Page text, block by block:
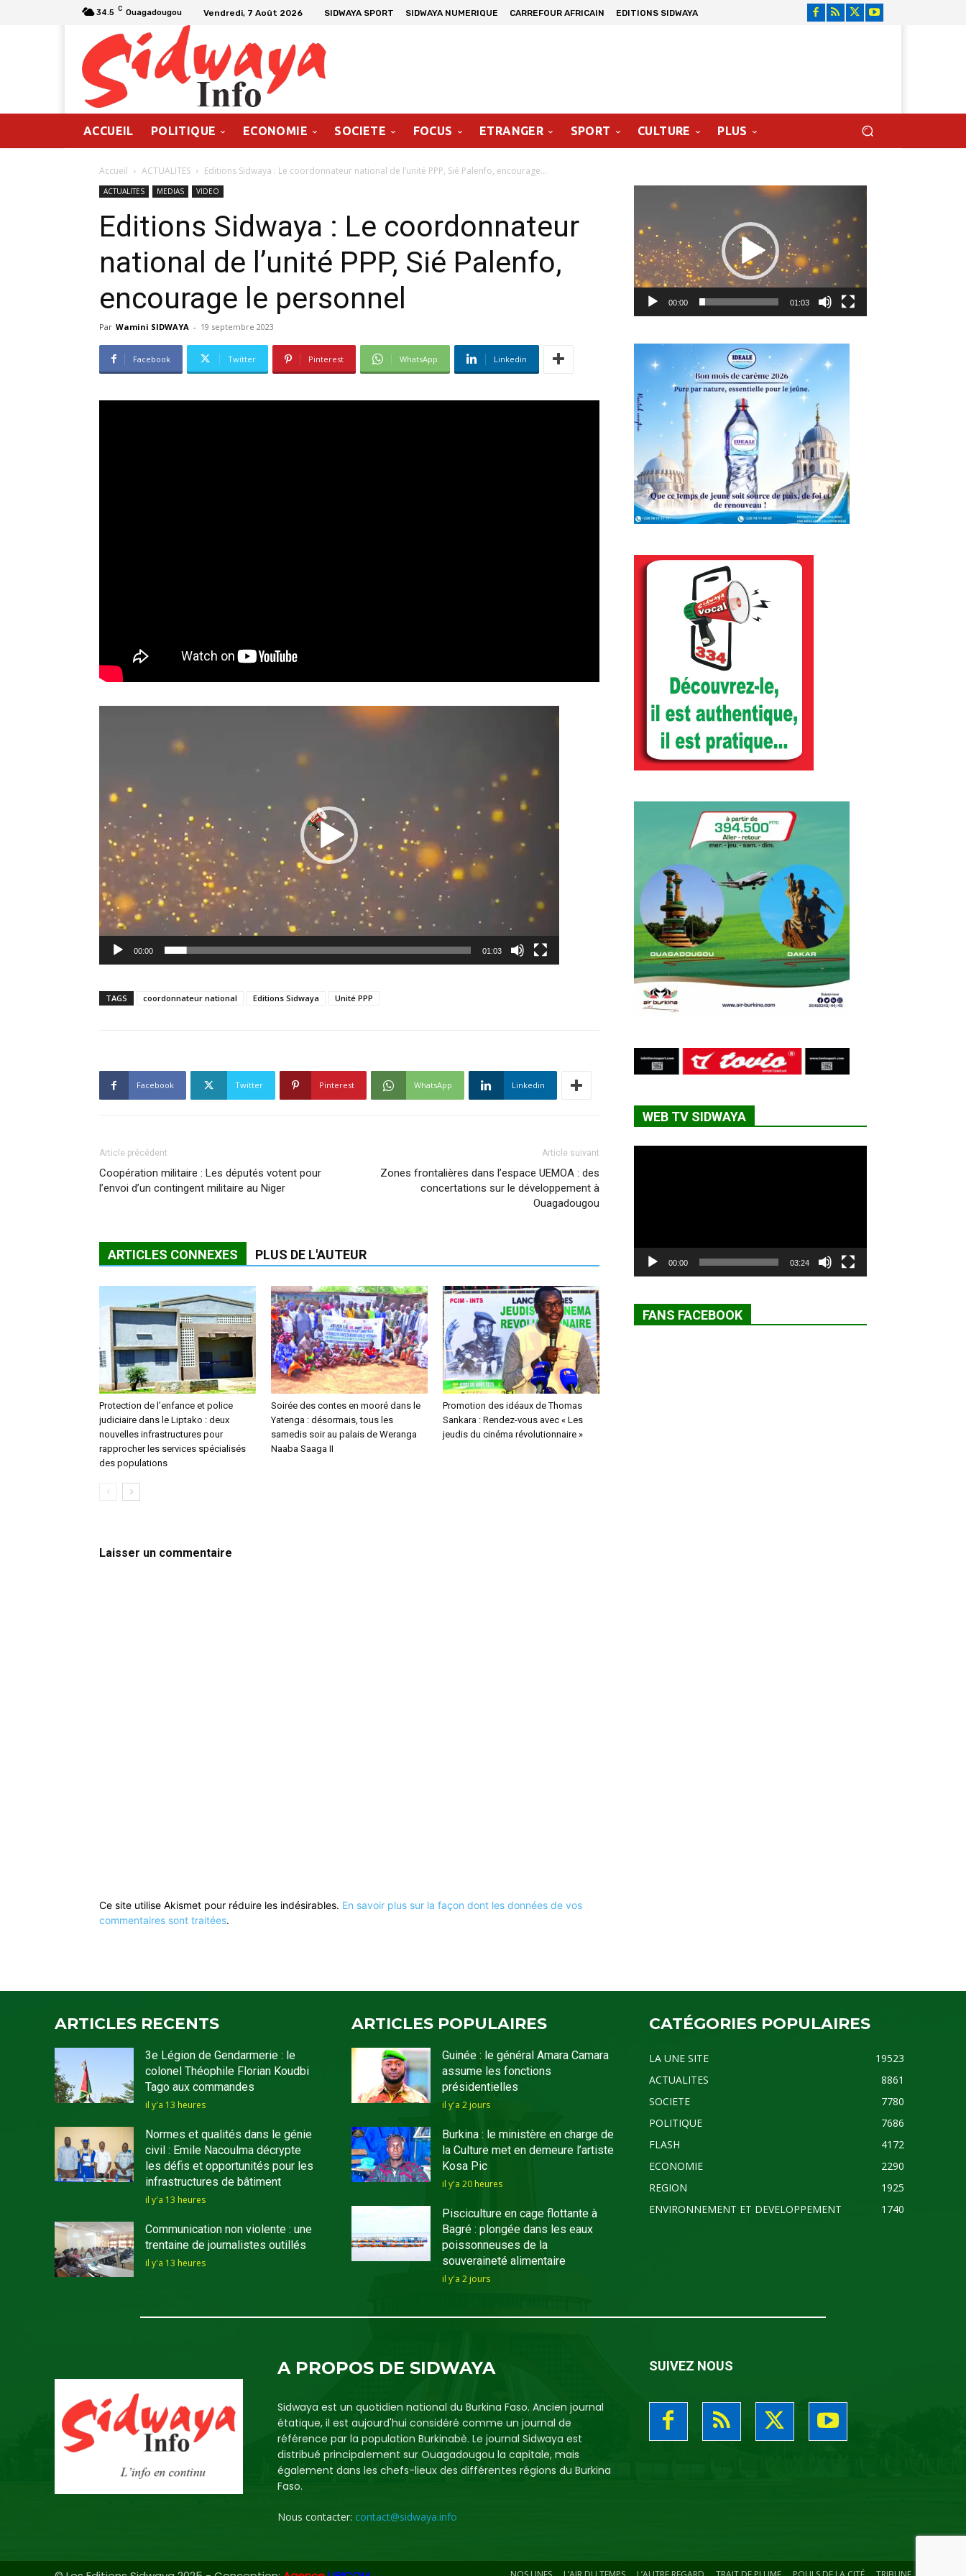
34.5 C Ouagadougou Vendredi, 7 Août 2026 SIDWAYA SPORT SIDWAYA NUMERIQUE CARREFOUR AFRICAIN EDITIONS SIDWAYA
ACCUEIL POLITIQUE ECONOMIE SOCIETE FOCUS ETRANGER SPORT CULTURE PLUS
Accueil ACTUALITES Editions Sidwaya : Le coordonnateur national de l’unité PPP, Sié Palenfo, encourage...
ACTUALITES MEDIAS VIDEO
Editions Sidwaya : Le coordonnateur
national de l’unité PPP, Sié Palenfo,
encourage le personnel
Par Wamini SIDWAYA - 19 septembre 2023
Facebook Twitter Pinterest WhatsApp Linkedin
Lecteur
00:00 01:03
TAGS coordonnateur national Editions Sidwaya Unité PPP
Facebook Twitter Pinterest WhatsApp Linkedin
Article précédent
Coopération militaire : Les députés votent pour
l’envoi d’un contingent militaire au Niger
Article suivant
Zones frontalières dans l’espace UEMOA : des
concertations sur le développement à
Ouagadougou
ARTICLES CONNEXES PLUS DE L'AUTEUR
Protection de l’enfance et police
judiciaire dans le Liptako : deux
nouvelles infrastructures pour
rapprocher les services spécialisés
des populations
Soirée des contes en mooré dans le
Yatenga : désormais, tous les
samedis soir au palais de Weranga
Naaba Saaga II
Promotion des idéaux de Thomas
Sankara : Rendez-vous avec « Les
jeudis du cinéma révolutionnaire »
Laisser un commentaire
Ce site utilise Akismet pour réduire les indésirables. En savoir plus sur la façon dont les données de vos
commentaires sont traitées.
00:00 01:03
WEB TV SIDWAYA
00:00 03:24
FANS FACEBOOK
ARTICLES RECENTS
3e Légion de Gendarmerie : le
colonel Théophile Florian Koudbi
Tago aux commandes
il y'a 13 heures
Normes et qualités dans le génie
civil : Emile Nacoulma décrypte
les défis et opportunités pour les
infrastructures de bâtiment
il y'a 13 heures
Communication non violente : une
trentaine de journalistes outillés
il y'a 13 heures
ARTICLES POPULAIRES
Guinée : le général Amara Camara
assume les fonctions
présidentielles
il y'a 2 jours
Burkina : le ministère en charge de
la Culture met en demeure l’artiste
Kosa Pic
il y'a 20 heures
Pisciculture en cage flottante à
Bagré : plongée dans les eaux
poissonneuses de la
souveraineté alimentaire
il y'a 2 jours
CATÉGORIES POPULAIRES
LA UNE SITE
19523
ACTUALITES
8861
SOCIETE
7780
POLITIQUE
7686
FLASH
4172
ECONOMIE
2290
REGION
1925
ENVIRONNEMENT ET DEVELOPPEMENT
1740
A PROPOS DE SIDWAYA
Sidwaya est un quotidien national du Burkina Faso. Ancien journal
étatique, il est aujourd'hui considéré comme un journal de
référence par la population Burkinabè. Le journal Sidwaya est
distribué principalement sur Ouagadougou la capitale, mais
également dans les chefs-lieux des différentes régions du Burkina
Faso.
Nous contacter: contact@sidwaya.info
SUIVEZ NOUS